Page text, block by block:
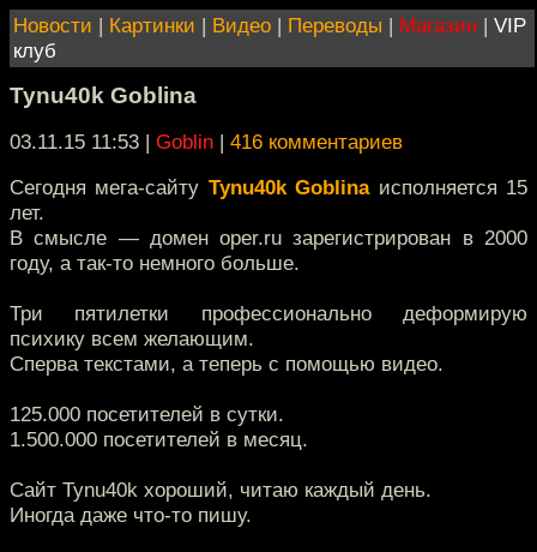
Новости | Картинки | Видео | Переводы | Магазин | VIP
клуб
Tynu40k Goblina
03.11.15 11:53 | Goblin | 416 комментариев
Сегодня мега-сайту Tynu40k Goblinaисполняется 15
лет.
В смысле — домен oper.ru зарегистрирован в 2000
году, а так-то немного больше.
Три пятилетки профессионально деформирую
психику всем желающим.
Сперва текстами, а теперь с помощью видео.
125.000 посетителей в сутки.
1.500.000 посетителей в месяц.
Сайт Tynu40k хороший, читаю каждый день.
Иногда даже что-то пишу.